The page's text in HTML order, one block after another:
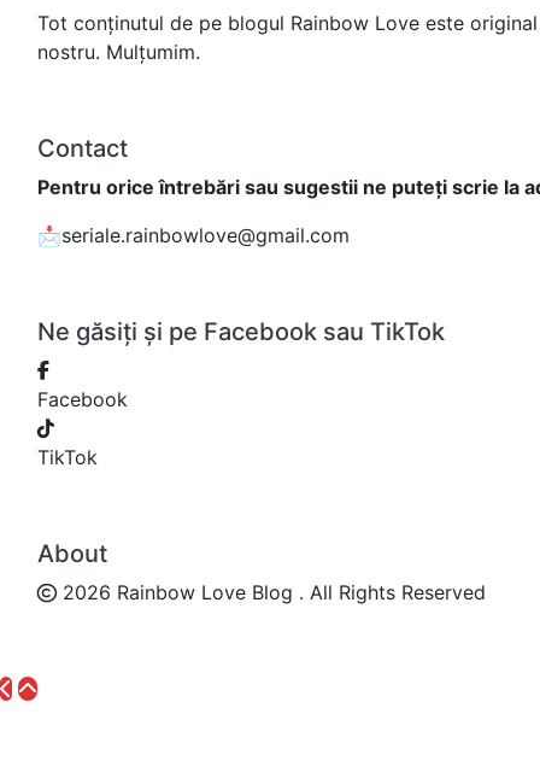
Tot conținutul de pe blogul Rainbow Love este
nostru. Mulțumim.
Contact
Pentru orice întrebări sau sugestii ne puteți scrie la
📩seriale.rainbowlove@gmail.com
Ne găsiți și pe Facebook sau TikTok
Facebook
TikTok
About
2026 Rainbow Love Blog . All Rights Reserved